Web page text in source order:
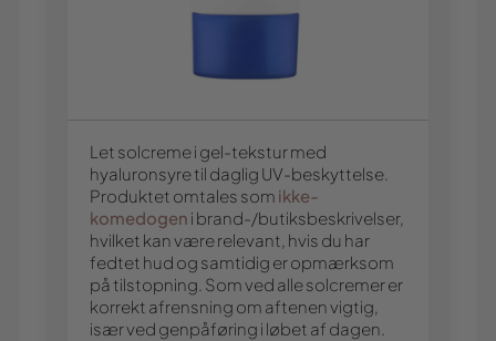
Let solcreme i gel-tekstur med
hyaluronsyre til daglig UV-beskyttelse.
Produktet omtales som ikke-
komedogen i brand-/butiksbeskrivelser,
hvilket kan være relevant, hvis du har
fedtet hud og samtidig er opmærksom
på tilstopning. Som ved alle solcremer er
korrekt afrensning om aftenen vigtig,
især ved genpåføring i løbet af dagen.